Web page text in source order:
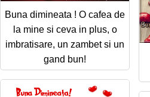
Buna dimineata ! O cafea de
la mine si ceva in plus, o
imbratisare, un zambet si un
gand bun!